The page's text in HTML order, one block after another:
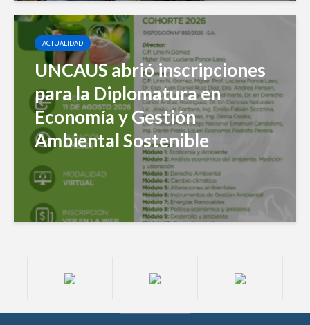
ACTUALIDAD
UNCAUS abrió inscripciones
para la Diplomatura en
Economía y Gestión
Ambiental Sostenible